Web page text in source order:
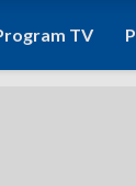
TV